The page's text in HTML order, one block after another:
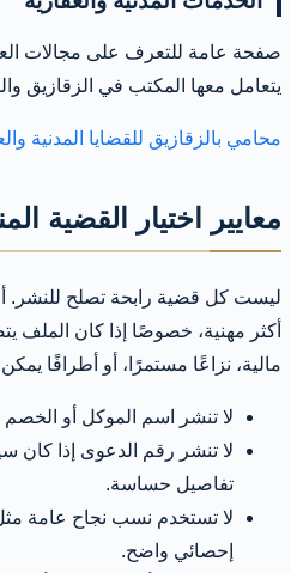
صفحة عامة للتعرف على مجالات
يتعامل معها المكتب في الزقازيق
محامي بالزقازيق للقضايا المدنية
معايير اختيار القضية
ليست كل قضية رابحة تصلح للنشر.
أكثر مهنية، خصوصًا إذا كان الملف
مالية، نزاعًا مستمرًا، أو أطرافًا
لا تنشر اسم الموكل أو الخصم
لا تنشر رقم الدعوى إذا كان
تفاصيل حساسة.
إحصائي واضح.